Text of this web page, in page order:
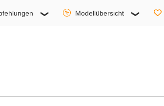
Modellübersicht